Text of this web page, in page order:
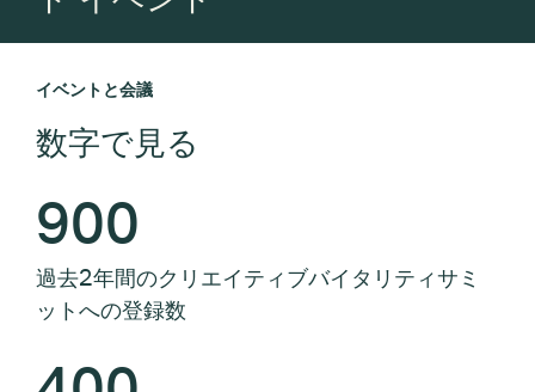
数字で見る
900
過去2年間のクリエイティブバイタリティサミ
ットへの登録数
400